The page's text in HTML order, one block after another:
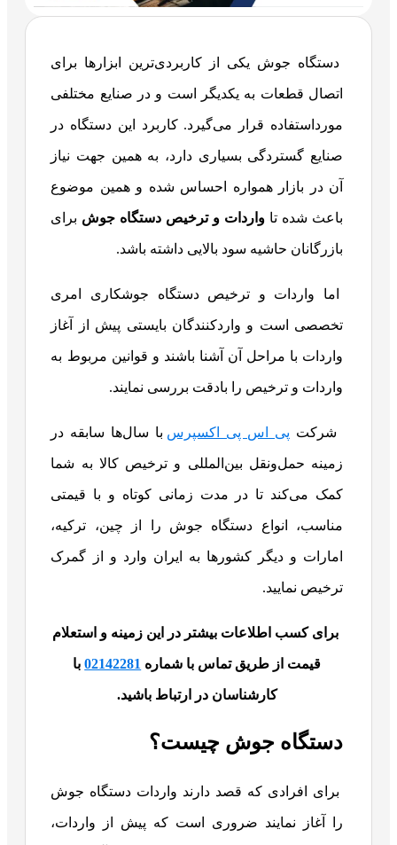
دستگاه جوش یکی از کاربردی‌ترین ابزارها برای
اتصال قطعات به یکدیگر است و در صنایع مختلفی
مورداستفاده قرار می‌گیرد. کاربرد این دستگاه در
صنایع گستردگی بسیاری دارد، به همین جهت نیاز
آن در بازار همواره احساس شده و همین موضوع
باعث شده تا واردات و ترخیص دستگاه جوش برای
بازرگانان حاشیه سود بالایی داشته باشد.
اما واردات و ترخیص دستگاه جوشکاری امری
تخصصی است و واردکنندگان بایستی پیش از آغاز
واردات با مراحل آن آشنا باشند و قوانین مربوط به
واردات و ترخیص را بادقت بررسی نمایند.
شرکت پی اس پی اکسپرس با سال‌ها سابقه در
زمینه حمل‌ونقل بین‌المللی و ترخیص کالا به شما
کمک می‌کند تا در مدت زمانی کوتاه و با قیمتی
مناسب، انواع دستگاه جوش را از چین، ترکیه،
امارات و دیگر کشورها به ایران وارد و از گمرک
ترخیص نمایید.
برای کسب اطلاعات بیشتر در این زمینه و استعلام
قیمت از طریق تماس با شماره 02142281با
کارشناسان در ارتباط باشید.
دستگاه جوش چیست؟
برای افرادی که قصد دارند واردات دستگاه جوش
را آغاز نمایند ضروری است که پیش از واردات،